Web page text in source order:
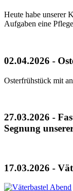
Heute habe unserer
Aufgaben eine
02.04.2026 -
Osterfrühstück mit
27.03.2026 -
Segnung
17.03.2026 -